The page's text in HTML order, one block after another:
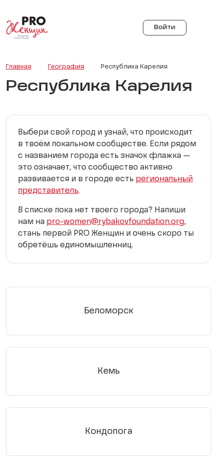
Войти
Главная География Республика Карелия
Республика Карелия
Выбери свой город и узнай, что происходит
в твоём локальном сообществе. Если рядом
с названием города есть значок флажка —
это означает, что сообщество активно
развивается и в городе есть региональный
представитель.
В списке пока нет твоего города? Напиши
нам на pro-women@rybakovfoundation.org,
стань первой PRO Женщин и очень скоро ты
обретёшь единомышленниц.
Беломорск
Кемь
Кондопога